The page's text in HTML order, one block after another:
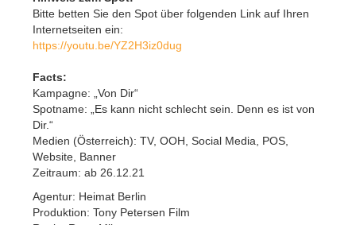
Bitte betten Sie den Spot über folgenden Link auf Ihren
Internetseiten ein:
https://youtu.be/YZ2H3iz0dug
Facts:
Kampagne: „Von Dir“
Spotname: „Es kann nicht schlecht sein. Denn es ist von
Dir.“
Medien (Österreich): TV, OOH, Social Media, POS,
Website, Banner
Zeitraum: ab 26.12.21
Agentur: Heimat Berlin
Produktion: Tony Petersen Film